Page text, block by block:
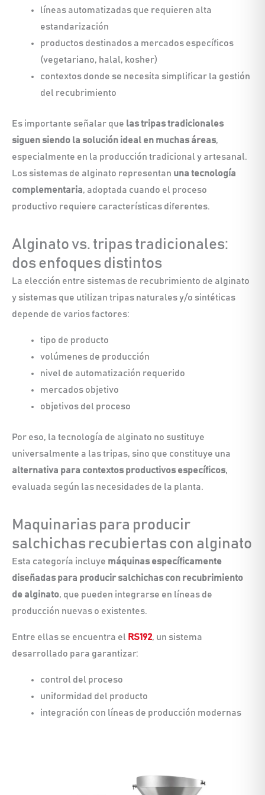
líneas automatizadas que requieren alta
estandarización
productos destinados a mercados específicos
(vegetariano, halal, kosher)
contextos donde se necesita simplificar la gestión
del recubrimiento
Es importante señalar que las tripas tradicionales
siguen siendo la solución ideal en muchas áreas,
especialmente en la producción tradicional y artesanal.
Los sistemas de alginato representan una tecnología
complementaria, adoptada cuando el proceso
productivo requiere características diferentes.
Alginato vs. tripas tradicionales:
dos enfoques distintos
La elección entre sistemas de recubrimiento de alginato
y sistemas que utilizan tripas naturales y/o sintéticas
depende de varios factores:
tipo de producto
volúmenes de producción
nivel de automatización requerido
mercados objetivo
objetivos del proceso
Por eso, la tecnología de alginato no sustituye
universalmente a las tripas, sino que constituye una
alternativa para contextos productivos específicos,
evaluada según las necesidades de la planta.
Maquinarias para producir
salchichas recubiertas con alginato
Esta categoría incluye máquinas específicamente
diseñadas para producir salchichas con recubrimiento
de alginato, que pueden integrarse en líneas de
producción nuevas o existentes.
Entre ellas se encuentra el RS192, un sistema
desarrollado para garantizar:
control del proceso
uniformidad del producto
integración con líneas de producción modernas